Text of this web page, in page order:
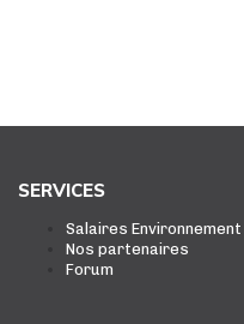
SERVICES
Salaires Environnement
Nos partenaires
Forum